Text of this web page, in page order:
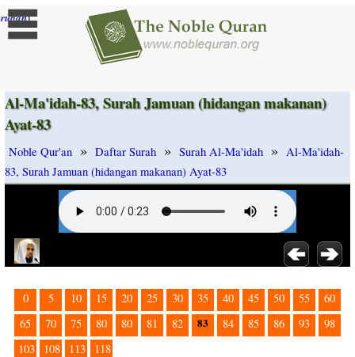
]
Al-Ma'idah-83, Surah Jamuan (hidangan makanan)
Ayat-83
Noble Qur'an » Daftar Surah » Surah Al-Ma'idah » Al-Ma'idah-
83, Surah Jamuan (hidangan makanan) Ayat-83
0 5 10 15 20 25 30 35 40 45 50 55
60
65
70 75 80 80 81 82 83 84 85 86 93
98
103
108 113 118